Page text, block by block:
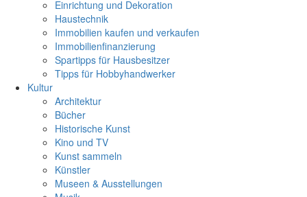
Einrichtung und Dekoration
Haustechnik
Immobilien kaufen und verkaufen
Immobilienfinanzierung
Spartipps für Hausbesitzer
Tipps für Hobbyhandwerker
Kultur
Architektur
Bücher
Historische Kunst
Kino und TV
Kunst sammeln
Künstler
Museen & Ausstellungen